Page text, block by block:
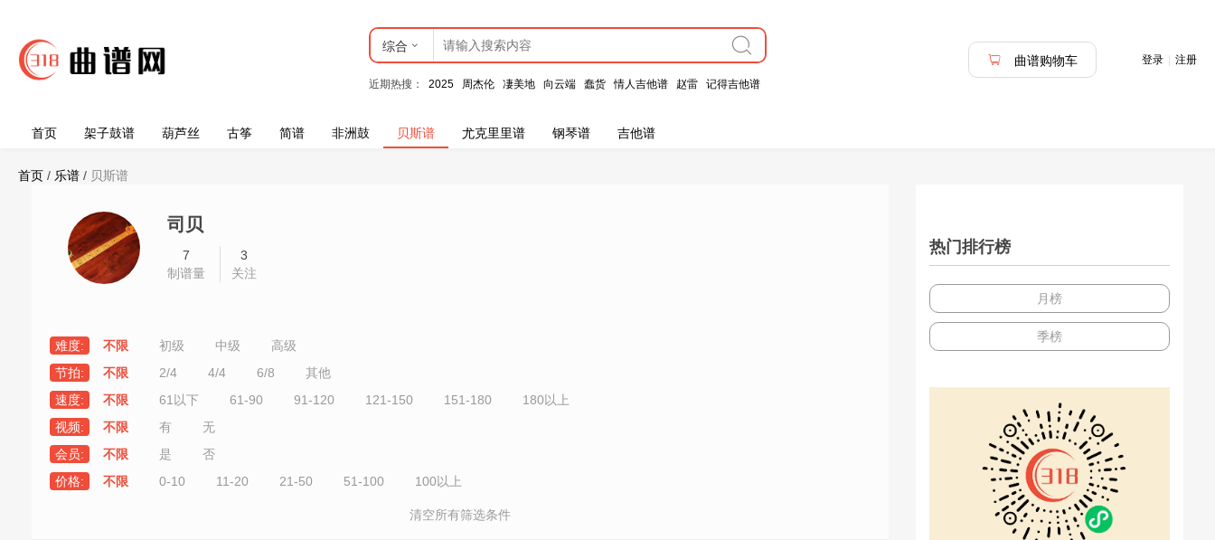
综合
近期热搜： 2025 周杰伦 凄美地 向云端 蠢货 情人吉他谱 赵雷 记得吉他谱
曲谱购物车 登录 | 注册
首页 架子鼓谱 葫芦丝 古筝 简谱 非洲鼓 贝斯谱 尤克里里谱 钢琴谱 吉他谱
首页 / 乐谱 / 贝斯谱
司贝
7
制谱量
3
关注
难度: 不限 初级 中级
高级
节拍:
不限 2/4 4/4 6/8
其他
速度:
不限 61以下 61-90 91-120 121-150 151-180
180以上
视频:
不限 有
无
会员:
不限 是
否
价格:
不限 0-10 11-20 21-50 51-100 100以上
清空所有筛选条件
热门排行榜
月榜
季榜